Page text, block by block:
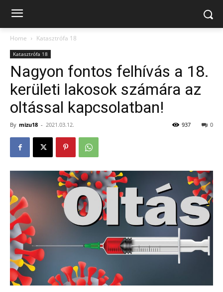
Home Katasztrófa 18
Katasztrófa 18
Nagyon fontos felhívás a 18.
kerületi lakosok számára az
oltással kapcsolatban!
By mizu18 - 2021.03.12. 0
937